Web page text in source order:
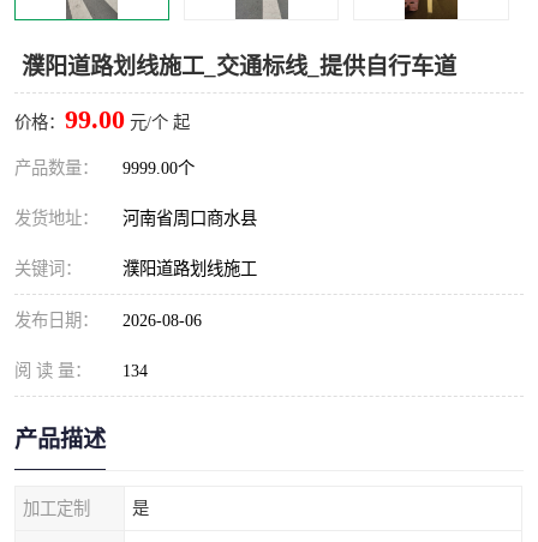
濮阳道路划线施工_交通标线_提供自行车道
价格： 99.00 元/个 起
产品数量： 9999.00个
发货地址： 河南省周口商水县
关键词： 濮阳道路划线施工
发布日期： 2026-08-06
阅 读 量： 134
产品描述
加工定制 是